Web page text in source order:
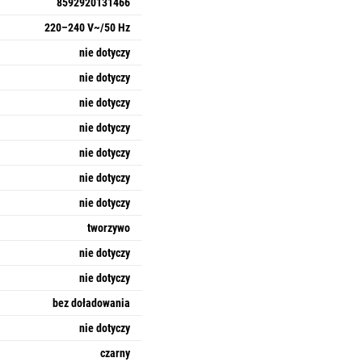
220–240 V~/50 Hz
nie dotyczy
nie dotyczy
nie dotyczy
nie dotyczy
nie dotyczy
nie dotyczy
nie dotyczy
tworzywo
nie dotyczy
nie dotyczy
bez doładowania
nie dotyczy
czarny